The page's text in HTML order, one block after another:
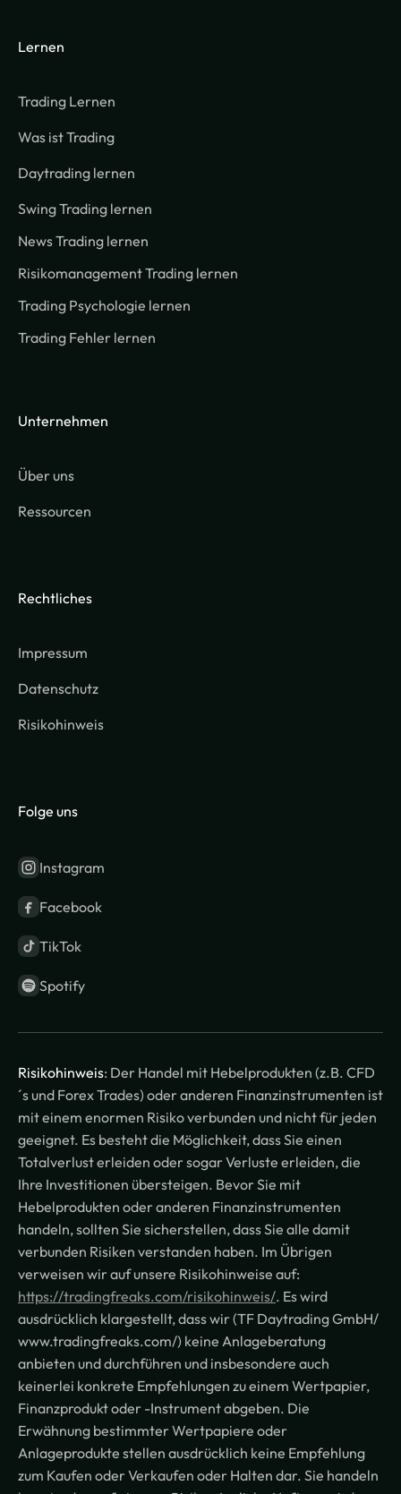
Lernen
Trading Lernen
Was ist Trading
Daytrading lernen
Swing Trading lernen
News Trading lernen
Risikomanagement Trading lernen
Trading Psychologie lernen
Trading Fehler lernen
Unternehmen
Über uns
Ressourcen
Rechtliches
Impressum
Datenschutz
Risikohinweis
Folge uns
Instagram
Facebook
TikTok
Spotify
Risikohinweis: Der Handel mit Hebelprodukten (z.B. CFD
´s und Forex Trades) oder anderen Finanzinstrumenten ist
mit einem enormen Risiko verbunden und nicht für jeden
geeignet. Es besteht die Möglichkeit, dass Sie einen
Totalverlust erleiden oder sogar Verluste erleiden, die
Ihre Investitionen übersteigen. Bevor Sie mit
Hebelprodukten oder anderen Finanzinstrumenten
handeln, sollten Sie sicherstellen, dass Sie alle damit
verbunden Risiken verstanden haben. Im Übrigen
verweisen wir auf unsere Risikohinweise auf:
https://tradingfreaks.com/risikohinweis/. Es wird
ausdrücklich klargestellt, dass wir (TF Daytrading GmbH/
www.tradingfreaks.com/) keine Anlageberatung
anbieten und durchführen und insbesondere auch
keinerlei konkrete Empfehlungen zu einem Wertpapier,
Finanzprodukt oder -Instrument abgeben. Die
Erwähnung bestimmter Wertpapiere oder
Anlageprodukte stellen ausdrücklich keine Empfehlung
zum Kaufen oder Verkaufen oder Halten dar. Sie handeln